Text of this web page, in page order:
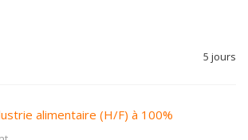
5 jours
alimentaire (H/F) à 100%